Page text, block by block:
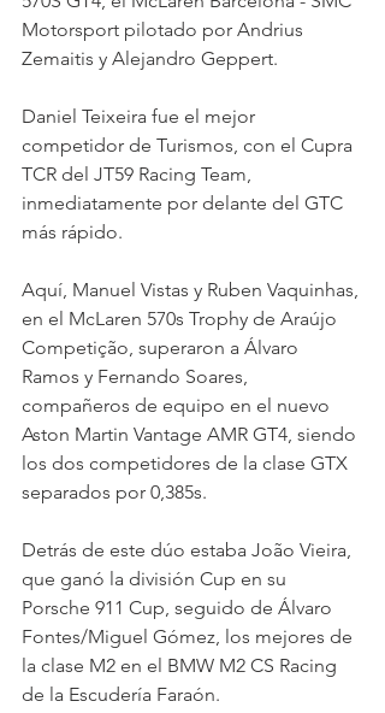
Motorsport pilotado por Andrius
Zemaitis y Alejandro Geppert.
Daniel Teixeira fue el mejor
competidor de Turismos, con el Cupra
TCR del JT59 Racing Team,
inmediatamente por delante del GTC
más rápido.
Aquí, Manuel Vistas y Ruben Vaquinhas,
en el McLaren 570s Trophy de Araújo
Competição, superaron a Álvaro
Ramos y Fernando Soares,
compañeros de equipo en el nuevo
Aston Martin Vantage AMR GT4, siendo
los dos competidores de la clase GTX
separados por 0,385s.
Detrás de este dúo estaba João Vieira,
que ganó la división Cup en su
Porsche 911 Cup, seguido de Álvaro
Fontes/Miguel Gómez, los mejores de
la clase M2 en el BMW M2 CS Racing
de la Escudería Faraón.